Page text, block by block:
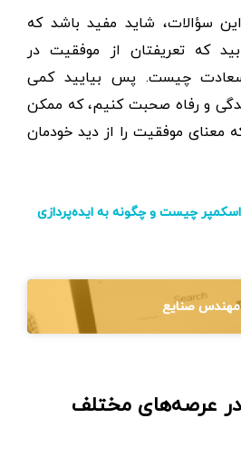
این سؤالات، شاید مفید باشد که
که تعریفتان از موفقیت در
چیست. پس بیایید کمی
و رفاه صحبت کنیم، که ممکن
موفقیت را از دید خودمان
چیست و چگونه به ایده‌پردازی
صنایع
عرصه‌های مختلف